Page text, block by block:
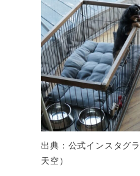
出典：公式インスタグ
天空）